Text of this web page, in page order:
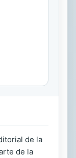
de la
de la